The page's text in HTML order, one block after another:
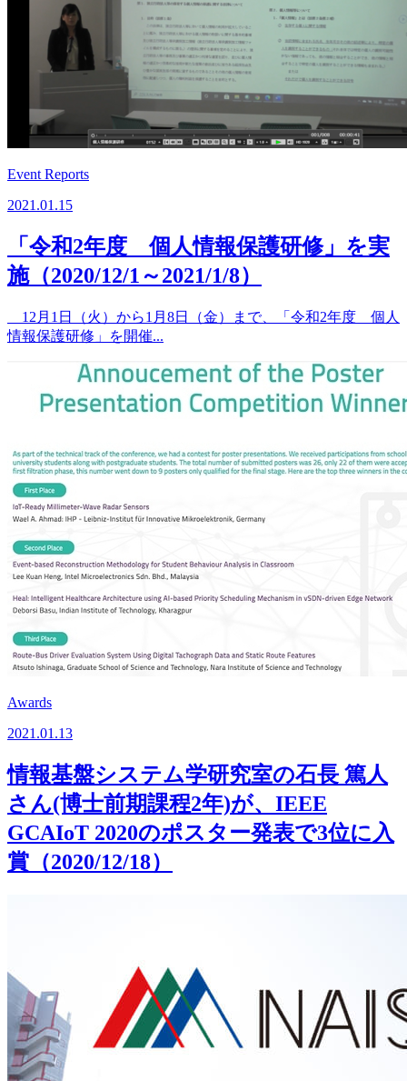
Event Reports
2021.01.15
「令和2年度 個人情報保護研修」を実
施（2020/12/1～2021/1/8）
12月1日（火）から1月8日（金）まで、「令和2年度 個人
情報保護研修」を開催...
Awards
2021.01.13
情報基盤システム学研究室の石長 篤人
さん(博士前期課程2年)が、IEEE
GCAIoT 2020のポスター発表で3位に入
賞（2020/12/18）